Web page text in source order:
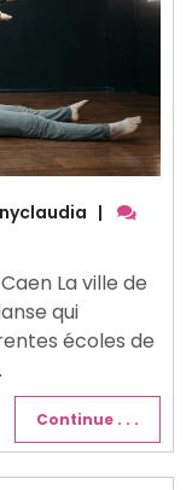
|
La ville de
qui
écoles de
Continue . . .